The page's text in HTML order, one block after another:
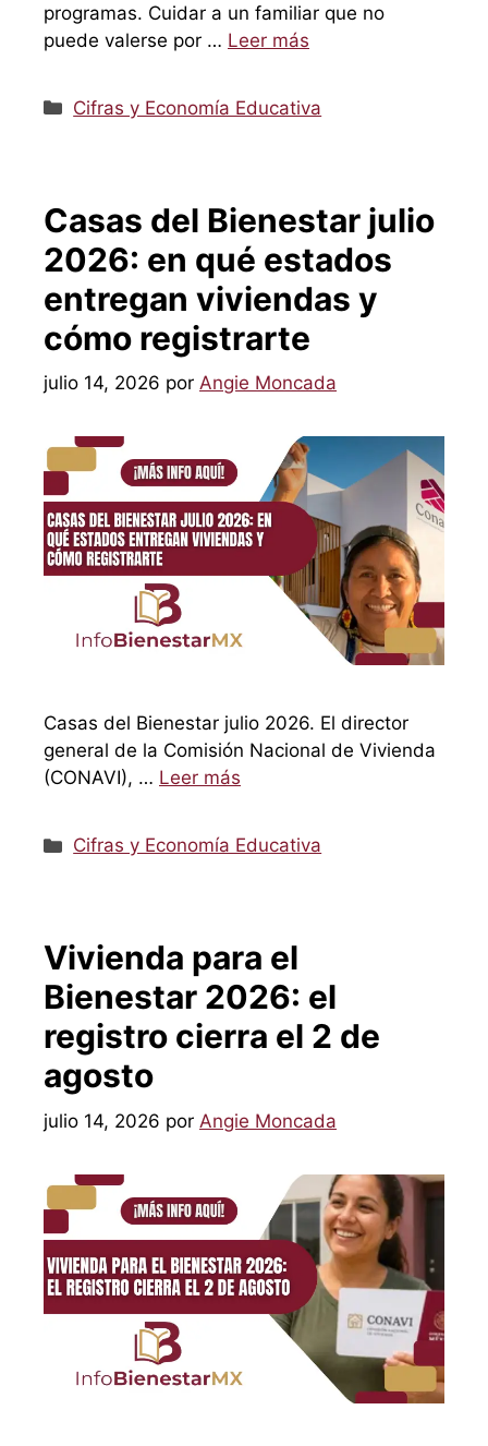
programas. Cuidar a un familiar que no
puede valerse por … Leer más
Categorías
Cifras y Economía Educativa
Casas del Bienestar julio
2026: en qué estados
entregan viviendas y
cómo registrarte
julio 14, 2026 por Angie Moncada
Casas del Bienestar julio 2026. El director
general de la Comisión Nacional de Vivienda
(CONAVI), … Leer más
Categorías
Cifras y Economía Educativa
Vivienda para el
Bienestar 2026: el
registro cierra el 2 de
agosto
julio 14, 2026 por Angie Moncada